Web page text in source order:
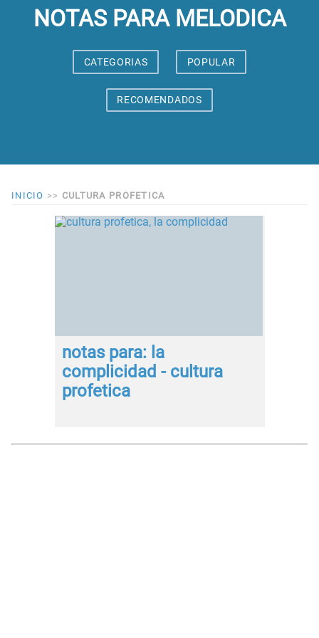
NOTAS PARA MELODICA
CATEGORIAS POPULAR
RECOMENDADOS
INICIO >> CULTURA PROFETICA
notas para: la
complicidad - cultura
profetica